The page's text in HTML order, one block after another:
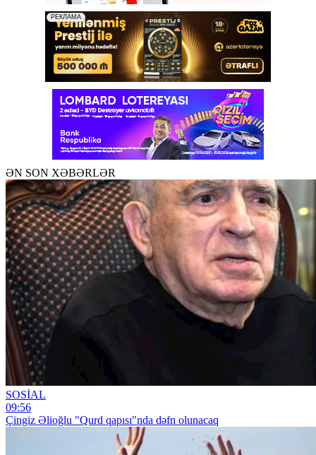
ƏN SON XƏBƏRLƏR
SOSİAL
09:56
Çingiz Əlioğlu "Qurd qapısı"nda dəfn olunacaq